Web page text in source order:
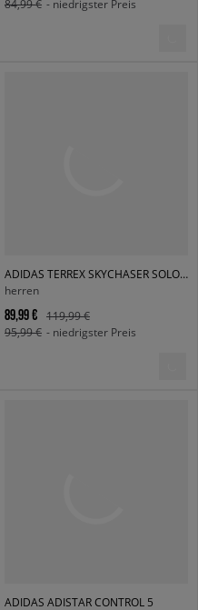
84,99 € - niedrigster Preis
ADIDAS TERREX SKYCHASER SOLO 3
herren
89,99 €
119,99 €
95,99 € - niedrigster Preis
ADIDAS ADISTAR CONTROL 5